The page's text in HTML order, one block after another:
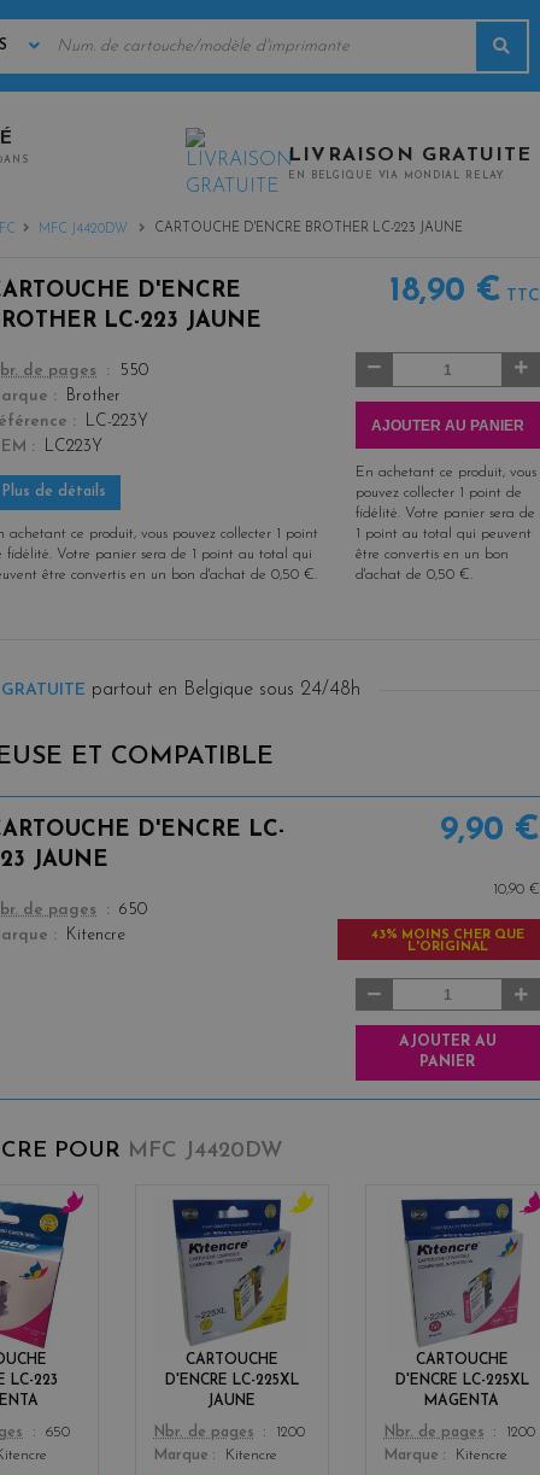
CLÉS
LIVRAISON GRATUITE
EN BELGIQUE VIA MONDIAL RELAY.
MFC J4420DW CARTOUCHE D'ENCRE BROTHER LC-223 JAUNE
D'ENCRE
LC-223 JAUNE
colorde pages
550
Brother
LC-223Y
LC223Y
Plus de détails
achetant ce produit, vous pouvez collecter
point
fidélité. Votre panier sera de point au total qui
être convertis en un bon d'achat de0,50 €.
18,90 € TTC
AJOUTER AU PANIER
En achetant ce produit, vous
pouvez collecter
point de
fidélité. Votre panier sera de
point au total qui peuvent
être convertis en un bon
d'achat de 0,50 €.
partout en Belgique sous 24/48h
ET COMPATIBLE
D'ENCRE LC-
JAUNE
colorde pages
650
Kitencre
9,90 €
10,90 €
43% MOINS CHER QUE
L'ORIGINAL
AJOUTER AU
PANIER
POUR MFC J4420DW
LC-223
m
a
g
650
CARTOUCHE
D'ENCRE LC-225XL
JAUNE
Color
y
l
Nbr. de pages
1200
Marque
Kitencre
CARTOUCHE
D'ENCRE LC-225XL
MAGENTA
Color
g
e
Nbr. de pages
1200
Marque
Kitencre